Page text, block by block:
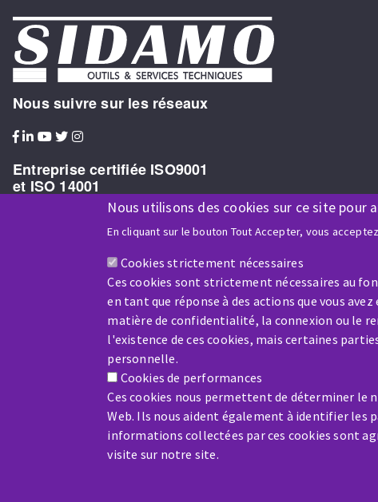
Nous utilisons des cookies sur ce site pour
En cliquant sur le bouton Tout Accepter, vous
Cookies strictement nécessaires
Ces cookies sont strictement nécessaires au
en tant que réponse à des actions que vous
matière de confidentialité, la connexion ou le
l'existence de ces cookies, mais certaines
personnelle.
Cookies de performances
Ces cookies nous permettent de déterminer le
Web. Ils nous aident également à identifier les
informations collectées par ces cookies sont
visite sur notre site.
Nous suivre sur les réseaux
Entreprise certifiée ISO9001
et ISO 14001
Entreprise bénéficiaire du soutien financier de :